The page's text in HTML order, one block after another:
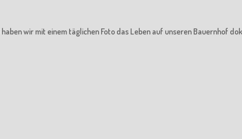
wir mit einem täglichen Foto das Leben auf unseren Bauernhof